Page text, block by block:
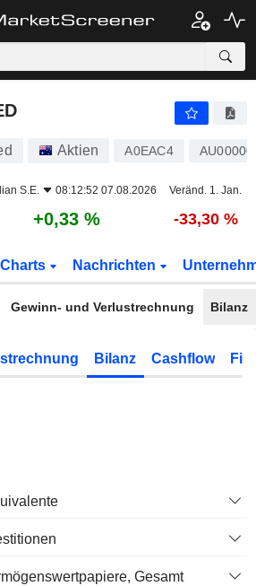
Aktien A0EAC4
S.E. 08:12:52 07.08.2026 Veränd. 1. Jan.
+0,33 % -33,30 %
Charts Nachrichten
Gewinn- und Verlustrechnung Bilanz
Bilanz Cashflow
Gesamt